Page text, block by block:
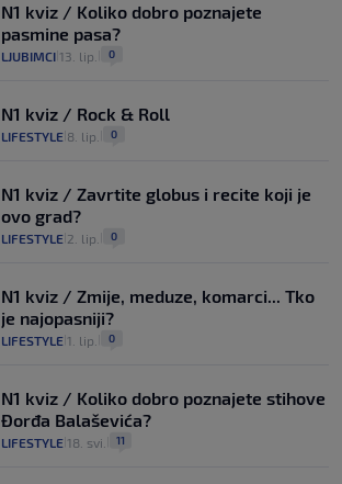
N1 kviz / Koliko dobro poznajete
pasmine pasa?
LJUBIMCI 13. lip. 0
N1 kviz / Rock & Roll
LIFESTYLE 8. lip. 0
N1 kviz / Zavrtite globus i recite koji je
ovo grad?
LIFESTYLE 2. lip. 0
N1 kviz / Zmije, meduze, komarci... Tko
je najopasniji?
LIFESTYLE 1. lip. 0
N1 kviz / Koliko dobro poznajete stihove
Đorđa Balaševića?
LIFESTYLE 18. svi. 11